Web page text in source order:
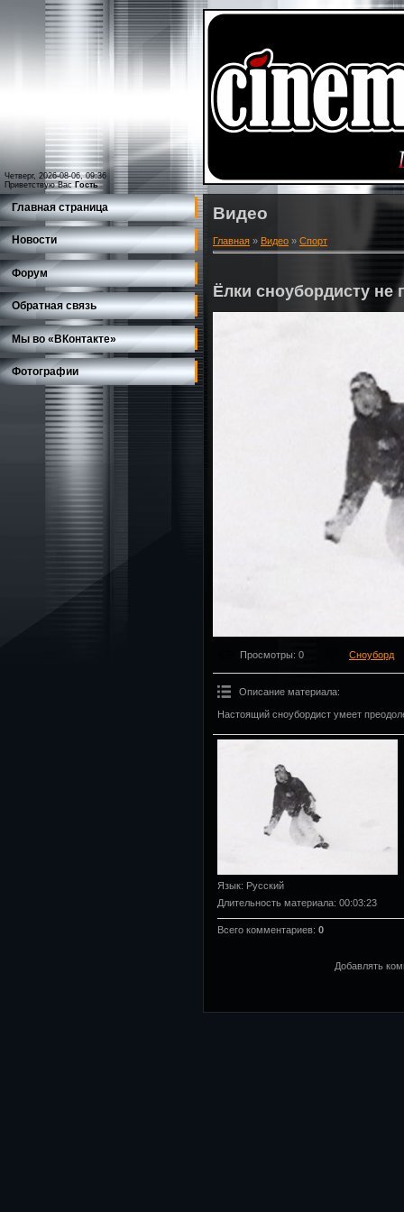
Четверг, 2026-08-06, 09:36
Приветствую Вас Гость
Главная страница
Новости
Форум
Обратная связь
Мы во «ВКонтакте»
Фотографии
Видео
Главная » Видео » Спорт
Ёлки сноубордисту не
Просмотры: 0 Сноуборд
Описание материала:
Настоящий сноубордист умеет
Язык: Русский
Длительность материала: 00:03:23
Всего комментариев: 0
Добавлять